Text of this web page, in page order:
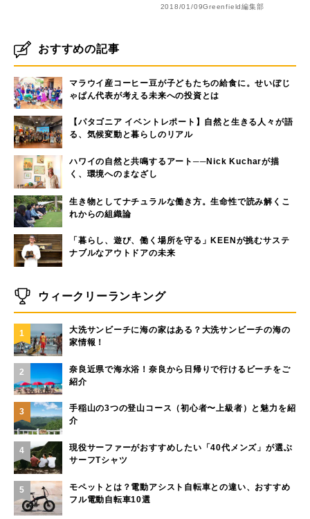
2018/01/09Greenfield編集部
おすすめの記事
マラウイ産コーヒー豆が子どもたちの給食に。せいぼじ
ゃぱん代表が考える未来への投資とは
【パタゴニア イベントレポート】自然と生きる人々が語
る、気候変動と暮らしのリアル
ハワイの自然と共鳴するアート──Nick Kucharが描
く、環境へのまなざし
生き物としてナチュラルな働き方。生命性で読み解くこ
れからの組織論
「暮らし、遊び、働く場所を守る」KEENが挑むサステ
ナブルなアウトドアの未来
ウィークリーランキング
1
大洗サンビーチに海の家はある？大洗サンビーチの海の
家情報！
2
奈良近県で海水浴！奈良から日帰りで行けるビーチをご
紹介
3
手稲山の3つの登山コース（初心者〜上級者）と魅力を紹
介
4
現役サーファーがおすすめしたい「40代メンズ」が選ぶ
サーフTシャツ
5
モペットとは？電動アシスト自転車との違い、おすすめ
フル電動自転車10選